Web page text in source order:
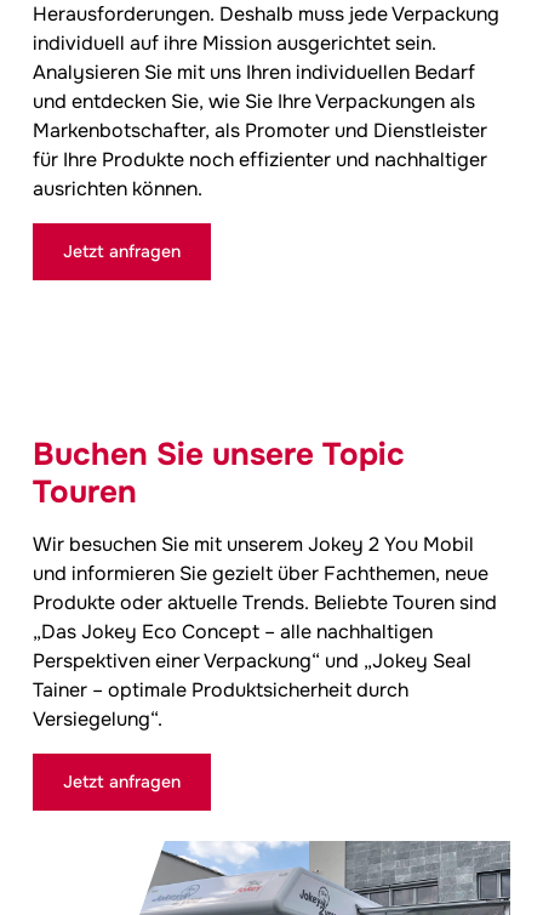
Herausforderungen. Deshalb muss jede Verpackung
individuell auf ihre Mission ausgerichtet sein.
Analysieren Sie mit uns Ihren individuellen Bedarf
und entdecken Sie, wie Sie Ihre Verpackungen als
Markenbotschafter, als Promoter und Dienstleister
für Ihre Produkte noch effizienter und nachhaltiger
ausrichten können.
Jetzt anfragen
Buchen Sie unsere Topic
Touren
Wir besuchen Sie mit unseremJokey 2 You Mobil
und informieren Sie gezielt über Fachthemen, neue
Produkte oder aktuelle Trends. Beliebte Touren sind
„Das Jokey Eco Concept – alle nachhaltigen
Perspektiven einer Verpackung“ und „Jokey Seal
Tainer – optimale Produktsicherheit durch
Versiegelung“.
Jetzt anfragen